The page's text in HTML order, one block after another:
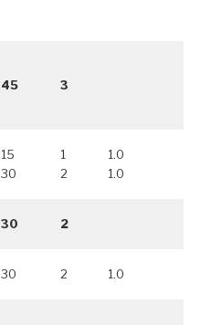
45 3
15
30
1
2
1.0
1.0
30 2
30 2 1.0